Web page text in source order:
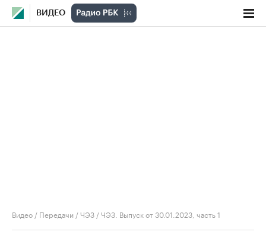
ВИДЕО
Видео / Передачи /ЧЭЗ /ЧЭЗ. Выпуск от 30.01.2023, часть 1